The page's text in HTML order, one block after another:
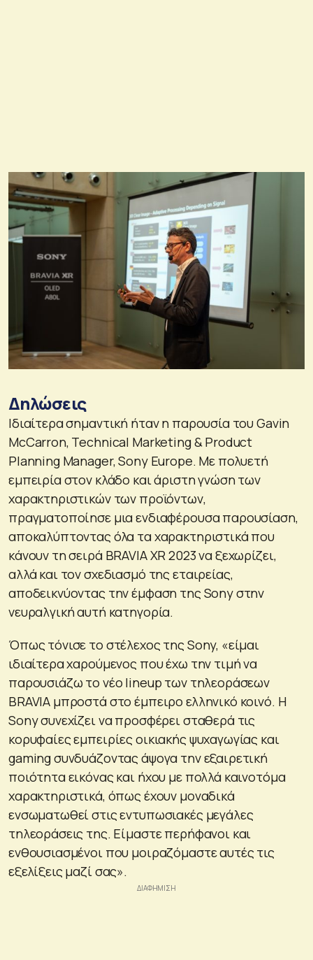
Δηλώσεις
Ιδιαίτερα σημαντική ήταν η παρουσία του Gavin
McCarron, Technical Marketing & Product
Planning Manager, Sony Europe. Με πολυετή
εμπειρία στον κλάδο και άριστη γνώση των
χαρακτηριστικών των προϊόντων,
πραγματοποίησε μια ενδιαφέρουσα παρουσίαση,
αποκαλύπτοντας όλα τα χαρακτηριστικά που
κάνουν τη σειρά BRAVIA XR 2023 να ξεχωρίζει,
αλλά και τον σχεδιασμό της εταιρείας,
αποδεικνύοντας την έμφαση της Sony στην
νευραλγική αυτή κατηγορία.
Όπως τόνισε το στέλεχος της Sony, «είμαι
ιδιαίτερα χαρούμενος που έχω την τιμή να
παρουσιάζω το νέο lineup των τηλεοράσεων
BRAVIA μπροστά στο έμπειρο ελληνικό κοινό. Η
Sony συνεχίζει να προσφέρει σταθερά τις
κορυφαίες εμπειρίες οικιακής ψυχαγωγίας και
gaming συνδυάζοντας άψογα την εξαιρετική
ποιότητα εικόνας και ήχου με πολλά καινοτόμα
χαρακτηριστικά, όπως έχουν μοναδικά
ενσωματωθεί στις εντυπωσιακές μεγάλες
τηλεοράσεις της. Είμαστε περήφανοι και
ενθουσιασμένοι που μοιραζόμαστε αυτές τις
εξελίξεις μαζί σας».